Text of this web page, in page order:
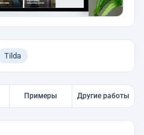
Tilda
Примеры Другие работы